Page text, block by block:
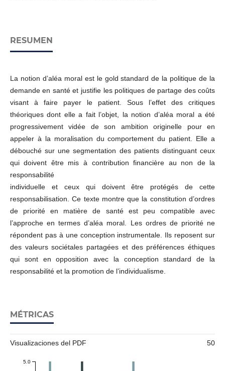
RESUMEN
La notion d’aléa moral est le gold standard de la politique de la
demande en santé et justifie les politiques de partage des coûts
visant à faire payer le patient. Sous l’effet des critiques
théoriques dont elle a fait l’objet, la notion d’aléa moral a été
progressivement vidée de son ambition originelle pour en
appeler à la moralisation du comportement du patient. Elle a
débouché sur une segmentation des patients distinguant ceux
qui doivent être mis à contribution financière au non de la
responsabilité
individuelle et ceux qui doivent être protégés de cette
responsabilisation. Ce texte montre que la constitution d’ordres
de priorité en matière de santé est peu compatible avec
l’approche en termes d’aléa moral. Les ordres de priorité ne
répondent pas à une conception instrumentale. Ils reposent sur
des valeurs sociétales partagées et des préférences éthiques
qui sont en opposition avec la conception standard de la
responsabilité et la promotion de l’individualisme.
MÉTRICAS
Visualizaciones del PDF 50
5.0